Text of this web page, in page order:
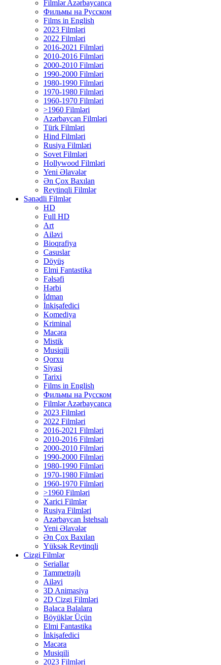
Filmlər Azərbaycanca
Фильмы на Русском
Films in English
2023 Filmləri
2022 Filmləri
2016-2021 Filmləri
2010-2016 Filmləri
2000-2010 Filmləri
1990-2000 Filmləri
1980-1990 Filmləri
1970-1980 Filmləri
1960-1970 Filmləri
>1960 Filmləri
Azərbaycan Filmləri
Türk Filmləri
Hind Filmləri
Rusiya Filmləri
Sovet Filmləri
Hollywood Filmləri
Yeni Əlavələr
Ən Çox Baxılan
Reytinqli Filmlər
Sənədli Filmlər
HD
Full HD
Art
Ailəvi
Bioqrafiya
Casuslar
Döyüş
Elmi Fantastika
Fəlsəfi
Hərbi
İdman
İnkişafedici
Komediya
Kriminal
Macəra
Mistik
Musiqili
Qorxu
Siyasi
Tarixi
Films in English
Фильмы на Русском
Filmlər Azərbaycanca
2023 Filmləri
2022 Filmləri
2016-2021 Filmləri
2010-2016 Filmləri
2000-2010 Filmləri
1990-2000 Filmləri
1980-1990 Filmləri
1970-1980 Filmləri
1960-1970 Filmləri
>1960 Filmləri
Xarici Filmlər
Rusiya Filmləri
Azərbaycan İstehsalı
Yeni Əlavələr
Ən Çox Baxılan
Yüksək Reytinqli
Cizgi Filmlər
Seriallar
Tammetrajlı
Ailəvi
3D Animasiya
2D Cizgi Filmləri
Balaca Balalara
Böyüklər Üçün
Elmi Fantastika
İnkişafedici
Macəra
Musiqili
2023 Filmləri